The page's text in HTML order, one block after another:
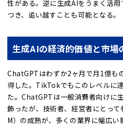
性がある。逆に生成AIをうまく活
つき、追い越すことも可能となる。
生成AIの経済的価値と市場
ChatGPTはわずか2ヶ月で月1億も
得した。TikTokでもこのレベルに
た。ChatGPTは一般消費者向けに
飾ったが、技術者、経営者にとっ
M）の成熟が、多くの業界に幅広